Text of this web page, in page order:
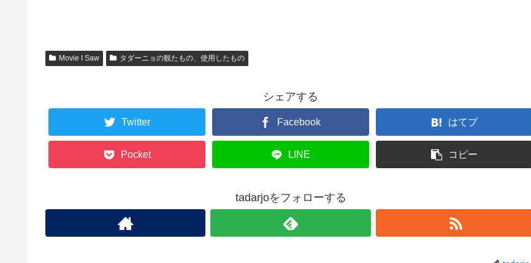
Movie I Saw タダーニョの観たもの、使用したもの
シェアする
Twitter Facebook はてブ
Pocket LINE コピー
tadarjoをフォローする